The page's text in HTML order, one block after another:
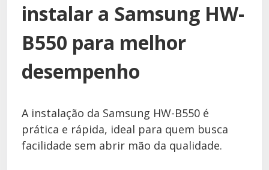
instalar a Samsung HW-
B550 para melhor
desempenho
A instalação da Samsung HW-B550 é
prática e rápida, ideal para quem busca
facilidade sem abrir mão da qualidade.